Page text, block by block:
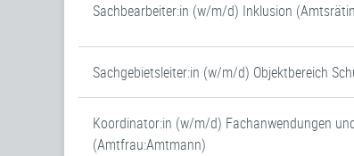
Sachbearbeiter:in (w/m/d) Inklusion
Sachgebietsleiter:in (w/m/d) Objektbereich
Koordinator:in (w/m/d) Fachanwendungen
(Amtfrau:Amtmann)